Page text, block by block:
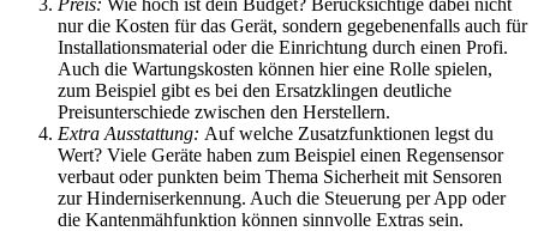
nur die Kosten für das Gerät, sondern gegebenenfalls auch für
Installationsmaterial oder die Einrichtung durch einen Profi.
Auch die Wartungskosten können hier eine Rolle spielen,
zum Beispiel gibt es bei den Ersatzklingen deutliche
Preisunterschiede zwischen den Herstellern.
Extra Ausstattung: Auf welche Zusatzfunktionen legst du
Wert? Viele Geräte haben zum Beispiel einen Regensensor
verbaut oder punkten beim Thema Sicherheit mit Sensoren
zur Hinderniserkennung. Auch die Steuerung per App oder
die Kantenmähfunktion können sinnvolle Extras sein.